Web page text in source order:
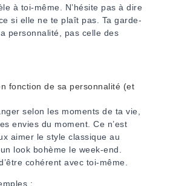
à toi-même. N’hésite pas à dire
si elle ne te plaît pas. Ta garde-
personnalité, pas celle des
fonction de sa personnalité (et
selon les moments de ta vie,
envies du moment. Ce n’est
aimer le style classique au
look bohème le week-end.
cohérent avec toi-même.
: